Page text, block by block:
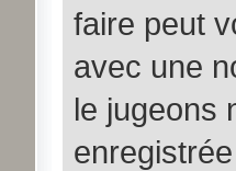
faire peut
avec une
le jugeons